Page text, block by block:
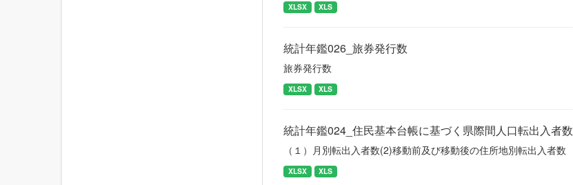
XLSX XLS
統計年鑑026_旅券発行数
旅券発行数
XLSX XLS
統計年鑑024_住民基本台帳に基づく県際間人口転出入者数
（１）月別転出入者数(2)移動前及び移動後の住所地別転出入者数
XLSX XLS